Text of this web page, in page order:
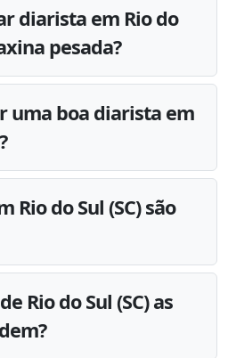
diarista em Rio do
pesada?
uma boa diarista em
Rio do Sul (SC) são
Rio do Sul (SC) as